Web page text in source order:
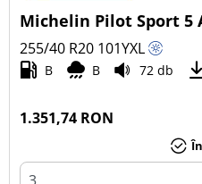
Michelin Pilot Sport 5
255/40 R20 101YXL
B B 72 db
1.351,74 RON